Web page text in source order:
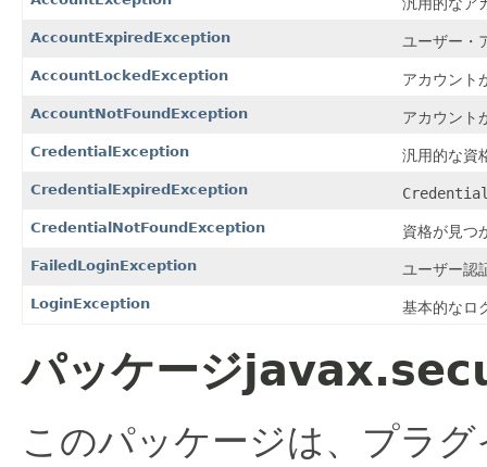
AccountExpiredException ユーザー・
AccountLockedException アカウント
AccountNotFoundException アカウント
CredentialException 汎用的な資
CredentialExpiredException
CredentialNotFoundException 資格が見つ
FailedLoginException ユーザー認
LoginException 基本的なロ
パッケージ
このパッケージは、プラ